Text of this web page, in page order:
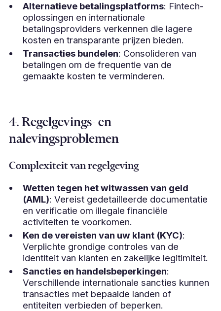
Alternatieve betalingsplatforms: Fintech-
oplossingen en internationale
betalingsproviders verkennen die lagere
kosten en transparante prijzen bieden.
Transacties bundelen: Consolideren van
betalingen om de frequentie van de
gemaakte kosten te verminderen.
4. Regelgevings- en
nalevingsproblemen
Complexiteit van regelgeving
Wetten tegen het witwassen van geld
(AML): Vereist gedetailleerde documentatie
en verificatie om illegale financiële
activiteiten te voorkomen.
Ken de vereisten van uw klant (KYC):
Verplichte grondige controles van de
identiteit van klanten en zakelijke legitimiteit.
Sancties en handelsbeperkingen:
Verschillende internationale sancties kunnen
transacties met bepaalde landen of
entiteiten verbieden of beperken.